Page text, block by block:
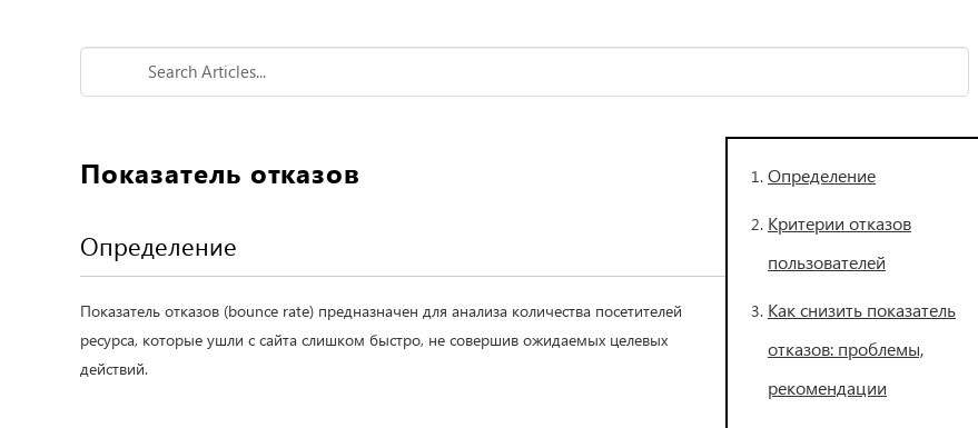
Определение
Критерии отказов
пользователей
Как снизить показатель
отказов: проблемы,
рекомендации
Показатель отказов
Определение
Показатель отказов (bounce rate) предназначен для анализа количества посетителей
ресурса, которые ушли с сайта слишком быстро, не совершив ожидаемых целевых
действий.